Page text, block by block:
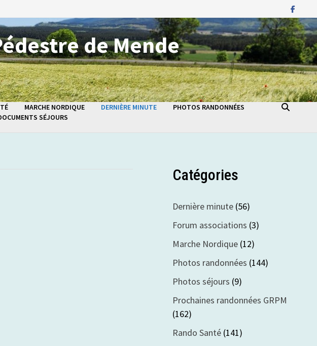
de Mende
MARCHE NORDIQUE DERNIÈRE MINUTE
PHOTOS RANDONNÉES
SÉJOURS
Catégories
Dernière minute (56)
Forum associations (3)
Marche Nordique (12)
Photos randonnées (144)
Photos séjours (9)
Prochaines randonnées GRPM
(162)
Rando Santé (141)